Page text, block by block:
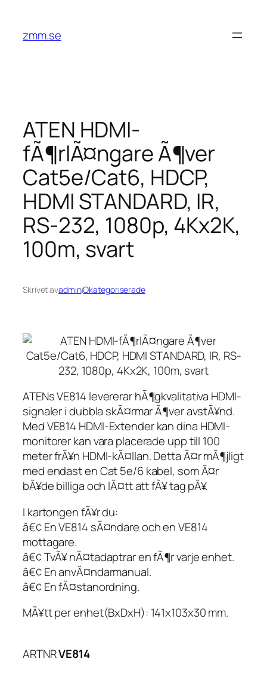
innehåll
zmm.se
ATEN HDMI-
fÃ¶rlÃ¤ngare Ã¶ver
Cat5e/Cat6, HDCP,
HDMI STANDARD, IR,
RS-232, 1080p, 4Kx2K,
100m, svart
Skrivet avadminiOkategoriserade
ATENs VE814 levererar hÃ¶gkvalitativa HDMI-
signaler i dubbla skÃ¤rmar Ã¶ver avstÃ¥nd.
Med VE814 HDMI-Extender kan dina HDMI-
monitorer kan vara placerade upp till 100
meter frÃ¥n HDMI-kÃ¤llan. Detta Ã¤r mÃ¶jligt
med endast en Cat 5e/6 kabel, som Ã¤r
bÃ¥de billiga och lÃ¤tt att fÃ¥ tag pÃ¥.
I kartongen fÃ¥r du:
â€¢ En VE814 sÃ¤ndare och en VE814
mottagare.
â€¢ TvÃ¥ nÃ¤tadaptrar en fÃ¶r varje enhet.
â€¢ En anvÃ¤ndarmanual.
â€¢ En fÃ¤stanordning.
MÃ¥tt per enhet(BxDxH): 141x103x30 mm.
ARTNRVE814